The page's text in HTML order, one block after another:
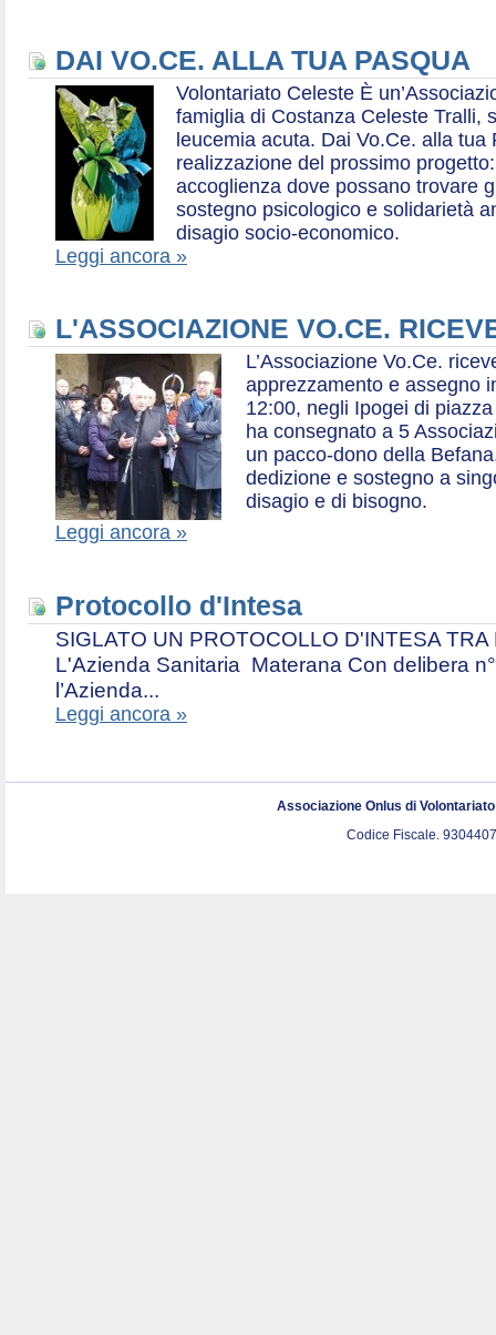
DAI VO.CE. ALLA TUA PASQUA
Volontariato Celeste È
famiglia di Costanza Celeste Tralli,
leucemia acuta. Dai Vo.Ce. alla tua
realizzazione del prossimo
accoglienza dove possano trovare
sostegno psicologico e solidarietà
disagio socio-economico.
Leggi ancora »
L'ASSOCIAZIONE VO.CE.
L’Associazione Vo.Ce.
apprezzamento e assegno
12:00, negli Ipogei di
ha consegnato a 5
un pacco-dono della
dedizione e sostegno a
disagio e di bisogno.
Leggi ancora »
Protocollo d'Intesa
SIGLATO UN PROTOCOLLO D'INTESA
L'Azienda Sanitaria Materana Con delibera
l’Azienda...
Leggi ancora »
Associazione Onlus di
Codice Fiscale.